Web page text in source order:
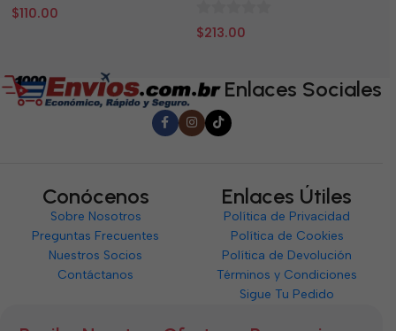
0
$110.00
0
$213.00
Enlaces Sociales
Conócenos
Sobre Nosotros
Preguntas Frecuentes
Nuestros Socios
Contáctanos
Enlaces Útiles
Política de Privacidad
Política de Cookies
Política de Devolución
Términos y Condiciones
Sigue Tu Pedido